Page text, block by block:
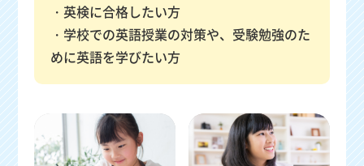
英検に合格したい方
学校での英語授業の対策や、受験勉強のた
めに英語を学びたい方